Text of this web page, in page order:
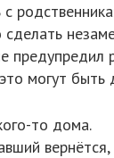
с
могут быть
то дома.